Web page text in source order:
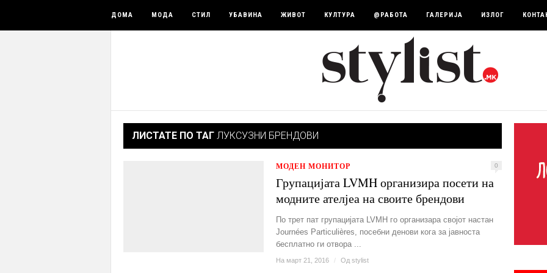
ДОМА МОДА СТИЛ УБАВИНА ЖИВОТ КУЛТУРА @РАБОТА ГАЛЕРИЈА ИЗЛОГ
ЛИСТАТЕ ПО ТАГ ЛУКСУЗНИ БРЕНДОВИ
МОДЕН МОНИТОР 0
Групацијата LVMH организира посети на
модните ателјеа на своите брендови
По трет пат групацијата LVMH го организара својот настан
Journées Particulières, посебни денови кога за јавноста
бесплатно ги отвора ...
На март 21, 2016 / Од stylist